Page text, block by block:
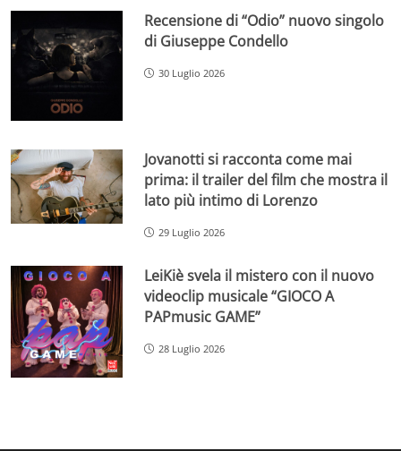
Recensione di “Odio” nuovo singolo
di Giuseppe Condello
30 Luglio 2026
Jovanotti si racconta come mai
prima: il trailer del film che mostra il
lato più intimo di Lorenzo
29 Luglio 2026
LeiKiè svela il mistero con il nuovo
videoclip musicale “GIOCO A
PAPmusic GAME”
28 Luglio 2026